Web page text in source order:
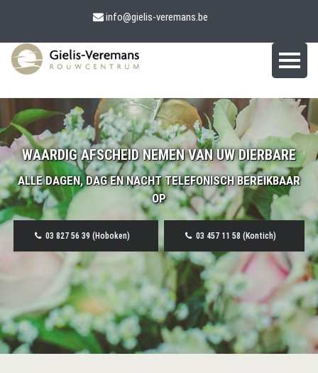
info@gielis-veremans.be
WAARDIG AFSCHEID NEMEN VAN UW DIERBARE
ALLE DAGEN, DAG EN NACHT TELEFONISCH BEREIKBAAR
OP
03 827 56 39 (Hoboken) 03 457 11 58 (Kontich)